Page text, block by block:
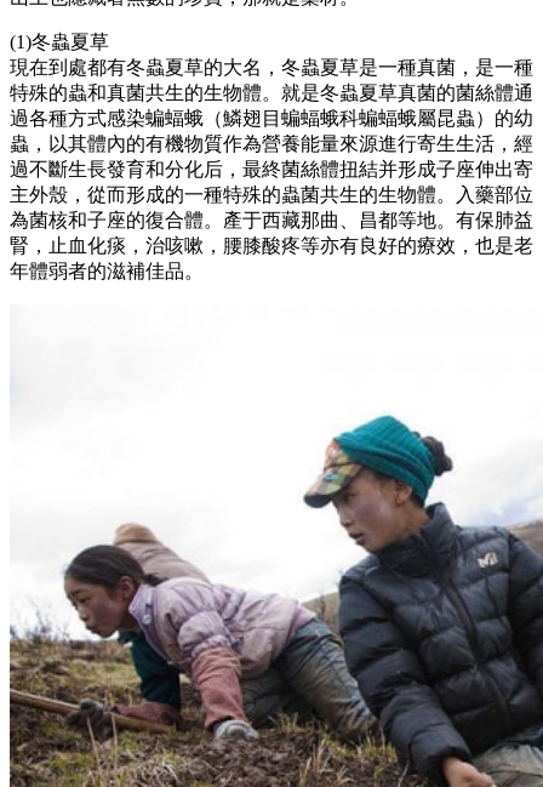
(1)冬蟲夏草
現在到處都有冬蟲夏草的大名，冬蟲夏草是一種真菌，是一種
特殊的蟲和真菌共生的生物體。就是冬蟲夏草真菌的菌絲體通
過各種方式感染蝙蝠蛾（鱗翅目蝙蝠蛾科蝙蝠蛾屬昆蟲）的幼
蟲，以其體內的有機物質作為營養能量來源進行寄生生活，經
過不斷生長發育和分化后，最終菌絲體扭結并形成子座伸出寄
主外殼，從而形成的一種特殊的蟲菌共生的生物體。入藥部位
為菌核和子座的復合體。產于西藏那曲、昌都等地。有保肺益
腎，止血化痰，治咳嗽，腰膝酸疼等亦有良好的療效，也是老
年體弱者的滋補佳品。